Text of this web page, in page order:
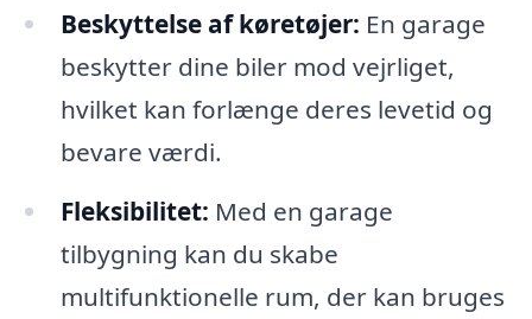
Beskyttelse af køretøjer: En garage
beskytter dine biler mod vejrliget,
hvilket kan forlænge deres levetid og
bevare værdi.
Fleksibilitet: Med en garage
tilbygning kan du skabe
multifunktionelle rum, der kan bruges